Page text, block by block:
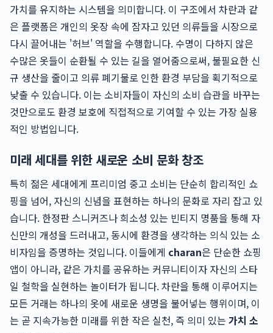
가치를 유지하는 시스템을 의미합니다. 이 구조에서 차란과 같
은 플랫폼은 개인의 옷장 속에 잠자고 있던 의류들을 시장으로
다시 끌어내는 '허브' 역할을 수행합니다. 수명이 다하지 않은
수많은 옷들이 순환될 수 있는 길을 열어줌으로써, 불필요한 신
규 생산을 줄이고 의류 폐기물로 인한 환경 부담을 획기적으로
낮출 수 있습니다. 이는 소비자들이 자신의 소비 습관을 바꾸는
것만으로도 환경 보호에 직접적으로 기여할 수 있는 가장 실용
적인 방법입니다.
미래 세대를 위한 새로운 소비 문화 창조
특히 젊은 세대에게 프리미엄 중고 소비는 단순히 합리적인 쇼
핑을 넘어, 자신의 신념을 표현하는 하나의 문화로 자리 잡고 있
습니다. 한정판 스니커즈나 희소성 있는 빈티지 명품을 통해 자
신만의 개성을 드러내고, 동시에 환경을 생각하는 의식 있는 소
비자임을 증명하는 것입니다. 이들에게 charan은 단순한 쇼핑
앱이 아니라, 같은 가치를 공유하는 커뮤니티이자 자신의 스타
일 철학을 실현하는 놀이터가 됩니다. 차란을 통해 이루어지는
모든 거래는 하나의 옷에 새로운 생명을 불어넣는 행위이며, 이
는 곧 지속가능한 미래를 위한 작은 실천, 즉 의미 있는 가치 소